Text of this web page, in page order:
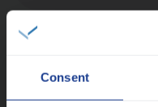
Consent
Claims Management